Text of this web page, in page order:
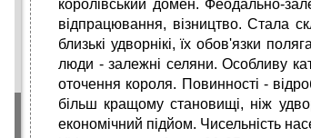
королівський домен. Феодально-
відпрацювання, візництво. Стала
близькі удворнікі, їх обов'язки
люди - залежні селяни. Особливу
оточення короля. Повинності -
більш кращому становищі, ніж
економічний підйом. Чисельність